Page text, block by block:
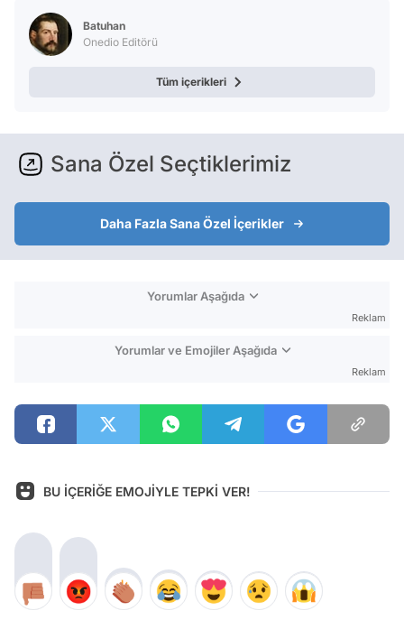
Batuhan
Onedio Editörü
Tüm içerikleri
Sana Özel Seçtiklerimiz
Daha Fazla Sana Özel İçerikler
Yorumlar Aşağıda
Reklam
Yorumlar ve Emojiler Aşağıda
Reklam
BU İÇERİĞE EMOJİYLE TEPKİ VER!